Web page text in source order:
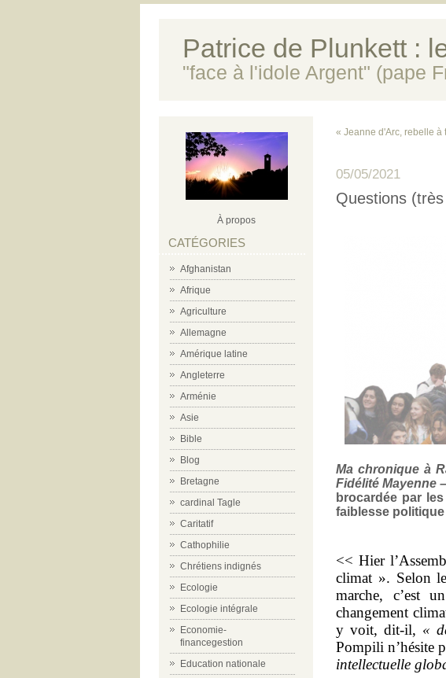
Patrice de Plunkett :
"face à l'idole Argent" (pape
À propos
CATÉGORIES
Afghanistan
Afrique
Agriculture
Allemagne
Amérique latine
Angleterre
Arménie
Asie
Bible
Blog
Bretagne
cardinal Tagle
Caritatif
Cathophilie
Chrétiens indignés
Ecologie
Ecologie intégrale
Economie-
financegestion
Education nationale
« Jeanne d'Arc, rebelle à
05/05/2021
Questions
Ma chronique à
Fidélité Mayenne –
brocardée par
faiblesse
<< Hier
climat ». Selon
marche, c’est
changement
y voit, dit-il, «
Pompili n’hésite
intellectuelle